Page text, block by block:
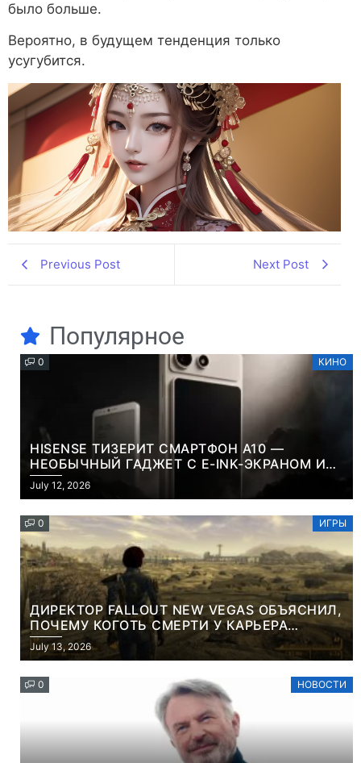
было больше.
Вероятно, в будущем тенденция только
усугубится.
Previous Post Next Post
Популярное
0 КИНО
HISENSE ТИЗЕРИТ СМАРТФОН A10 —
НЕОБЫЧНЫЙ ГАДЖЕТ С E-INK-ЭКРАНОМ И
СЪЕМНОЙ LCD-ПАНЕЛЬЮ ДЛЯ ЦВЕТНОГО
КОНТЕНТА И СОЦСЕТЕЙ
July 12, 2026
0 ИГРЫ
ДИРЕКТОР FALLOUT NEW VEGAS ОБЪЯСНИЛ,
ПОЧЕМУ КОГОТЬ СМЕРТИ У КАРЬЕРА
НАМЕРЕННО СНОСИТ ВАМ ГОЛОВУ
July 13, 2026
0 НОВОСТИ